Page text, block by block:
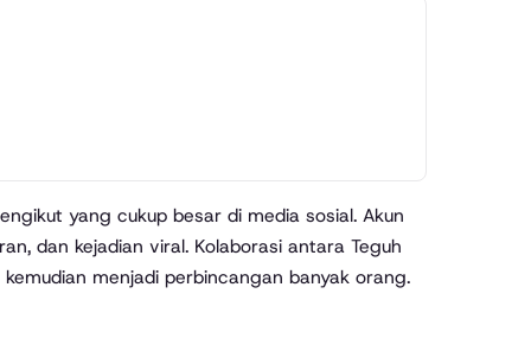
yang cukup besar di media sosial. Akun
dan kejadian viral. Kolaborasi antara Teguh
menjadi perbincangan banyak orang.